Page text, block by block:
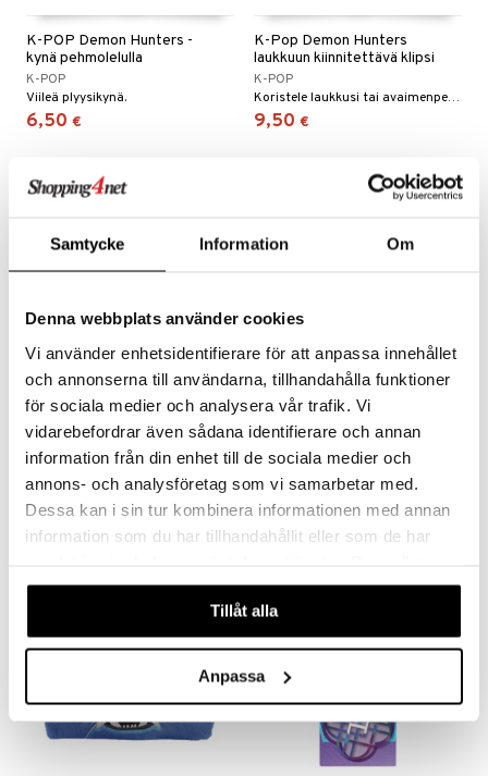
Samtycke Information Om
Denna webbplats använder cookies
Vi använder enhetsidentifierare för att anpassa innehållet
och annonserna till användarna, tillhandahålla funktioner
för sociala medier och analysera vår trafik. Vi
vidarebefordrar även sådana identifierare och annan
information från din enhet till de sociala medier och
annons- och analysföretag som vi samarbetar med.
Dessa kan i sin tur kombinera informationen med annan
information som du har tillhandahållit eller som de har
våra cookies vid fortsatt användande av vår webbplats.
Tillåt alla
Anpassa
K-POP Demon Hunters -
kynä pehmolelulla
K-POP
Viileä plyysikynä.
6,50 €
K-Pop Demon Hunters
laukkuun kiinnitettävä klipsi
K-POP
Koristele laukkusi tai avaimenperäsi!
9,50 €
K-POP Demon Hunters
Muistikirja A4
K-POP
Kaunis muistikirja A4-koossa.
9,90 €
K-POP Demon Hunters
Muistikirja Pehmeä
K-POP
11,90 €
uutuus uutuus